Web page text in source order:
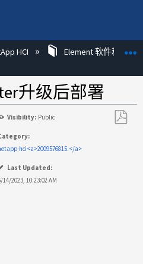
HCI Element 软件和
升级后部署
Visibility: Public
hci<a>2009576815.</a>
Last Updated:
14/2023, 10:23:02 AM